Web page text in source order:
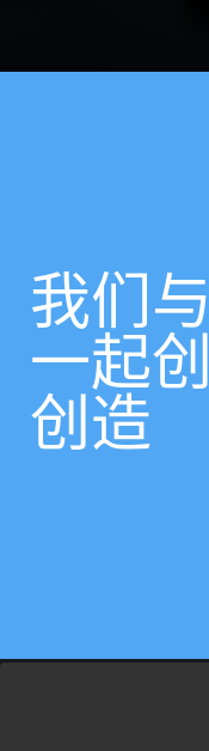
我们与
一起创
创造